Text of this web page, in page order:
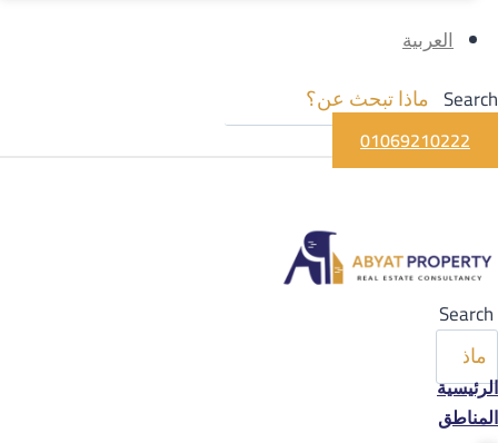
العربية
Search
01069210222
Search
الرئيسية
المناطق